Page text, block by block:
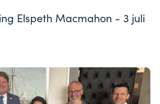
Elspeth Macmahon - 3 juli